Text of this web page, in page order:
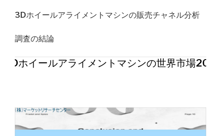
3Dホイールアライメントマシンの販売チャネル分析
調査の結論
3Dホイールアライメントマシンの世界市場